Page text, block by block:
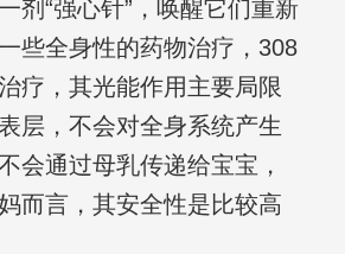
剂“强心针”，唤醒它们重新
些全身性的药物治疗，308
疗，其光能作用主要局限
层，不会对全身系统产生
会通过母乳传递给宝宝，
而言，其安全性是比较高